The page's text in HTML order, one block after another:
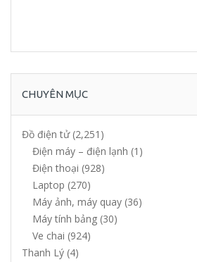
CHUYÊN MỤC
Đồ điện tử(2,251)
Điện máy – điện lạnh (1)
Điện thoại (928)
Laptop (270)
Máy ảnh, máy quay (36)
Máy tính bảng (30)
Ve chai (924)
Thanh Lý (4)